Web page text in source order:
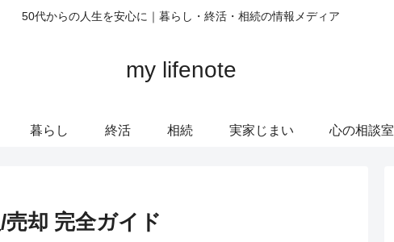
50代からの人生を安心に｜暮らし・終活・相続の情報メディア
my lifenote
暮らし 終活 相続 実家じまい 心の相談室
却 完全ガイド